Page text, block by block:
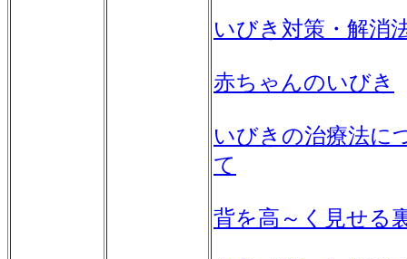
いびき対策・解消
赤ちゃんのいびき
いびきの治療法に
て
背を高～く見せる